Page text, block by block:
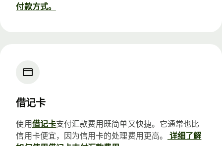
付款方式。
借记卡
使用借记卡支付汇款费用既简单又快捷。它通常也比
信用卡便宜，因为信用卡的处理费用更高。
详细了解